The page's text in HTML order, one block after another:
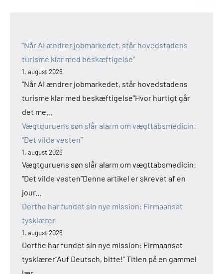
“Når AI ændrer jobmarkedet, står hovedstadens
turisme klar med beskæftigelse”
1. august 2026
“Når AI ændrer jobmarkedet, står hovedstadens
turisme klar med beskæftigelse”Hvor hurtigt går
det me...
Vægtguruens søn slår alarm om vægttabsmedicin:
“Det vilde vesten”
1. august 2026
Vægtguruens søn slår alarm om vægttabsmedicin:
“Det vilde vesten”Denne artikel er skrevet af en
jour...
Dorthe har fundet sin nye mission: Firmaansat
tysklærer
1. august 2026
Dorthe har fundet sin nye mission: Firmaansat
tysklærer“Auf Deutsch, bitte!” Titlen på en gammel